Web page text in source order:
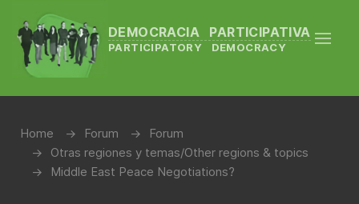
DEMOCRACIA PARTICIPATIVA
PARTICIPATORY DEMOCRACY
Home Forum
Forum
Otras regiones y temas/Other regions & topics
Middle East Peace Negotiations?